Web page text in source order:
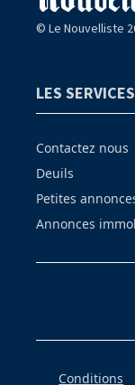
© Le Nouvelliste
LES SERVICES
Contactez nous
Deuils
Petites
Annonces
Conditions